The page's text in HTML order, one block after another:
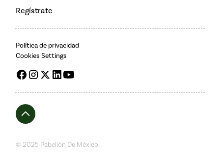
Regístrate
Política de privacidad
Cookies Settings
© 2025 Pabellón De México.